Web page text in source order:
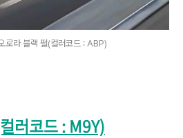
로라 블랙 펄(컬러코드 : ABP)
러코드 : M9Y)